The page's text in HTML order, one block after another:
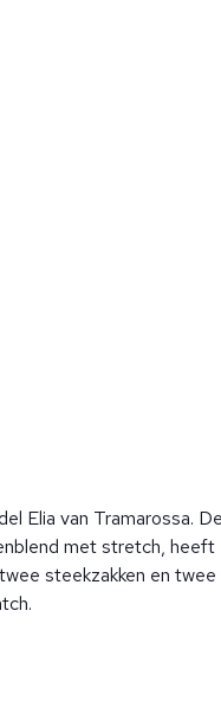
Elia van Tramarossa.
met stretch, heeft
steekzakken en twee